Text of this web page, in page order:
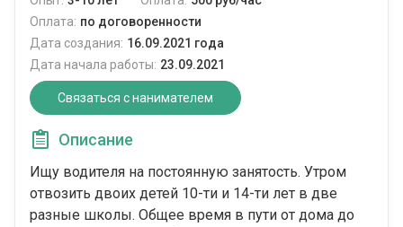
Оплата: по договоренности
Дата создания: 16.09.2021 года
Дата начала работы: 23.09.2021
Связаться с нанимателем
Описание
Ищу водителя на постоянную занятость. Утром
отвозить двоих детей 10-ти и 14-ти лет в две
разные школы. Общее время в пути от дома до